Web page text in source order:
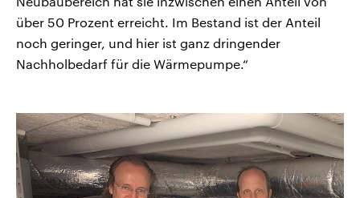
über 50 Prozent erreicht. Im Bestand ist der Anteil
noch geringer, und hier ist ganz dringender
Nachholbedarf für die Wärmepumpe.“